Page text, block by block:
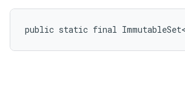
public static final